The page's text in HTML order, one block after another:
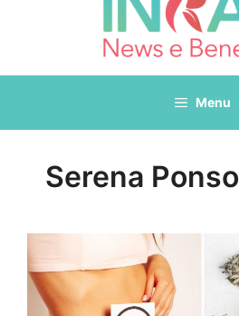
Menu
Serena Ponso